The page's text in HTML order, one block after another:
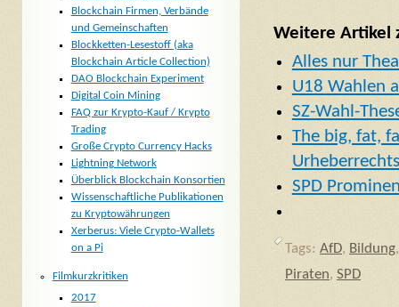
Weitere Artikel
Alles nur
U18 Wahlen
SZ-Wahl-
The big, fat,
SPD
Tags: AfD, Bildung
Piraten, SPD
Blockchain Firmen, Verbände
und Gemeinschaften
Blockketten-Lesestoff (aka
Blockchain Article Collection)
DAO Blockchain Experiment
Digital Coin Mining
FAQ zur Krypto-Kauf / Krypto
Trading
Große Crypto Currency Hacks
Lightning Network
Überblick Blockchain Konsortien
Wissenschaftliche Publikationen
zu Kryptowährungen
Xerberus: Viele Crypto-Wallets
on a Pi
Filmkurzkritiken
2017